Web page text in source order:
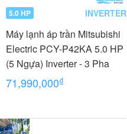
5.0 HP INVERTER
Máy lạnh áp trần Mitsubishi
Electric PCY-P42KA 5.0 HP
(5 Ngựa) Inverter - 3 Pha
71,990,000₫